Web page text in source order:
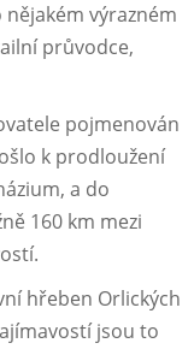
výrazném
průvodce,
pojmenován
k prodloužení
a do
160 km mezi
hřeben Orlických
jsou to